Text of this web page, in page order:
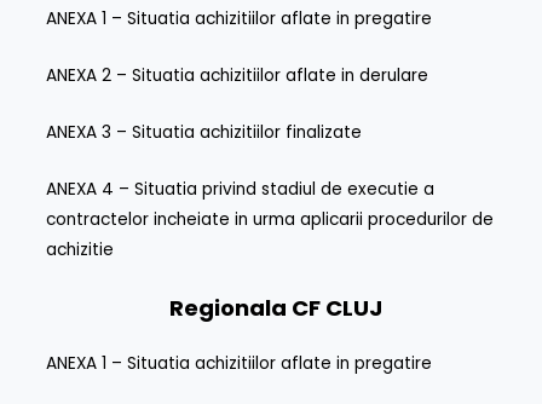
ANEXA 1 – Situatia achizitiilor aflate in pregatire
ANEXA 2 – Situatia achizitiilor aflate in derulare
ANEXA 3 – Situatia achizitiilor finalizate
ANEXA 4 – Situatia privind stadiul de executie a
contractelor incheiate in urma aplicarii procedurilor de
achizitie
Regionala CF CLUJ
ANEXA 1 – Situatia achizitiilor aflate in pregatire